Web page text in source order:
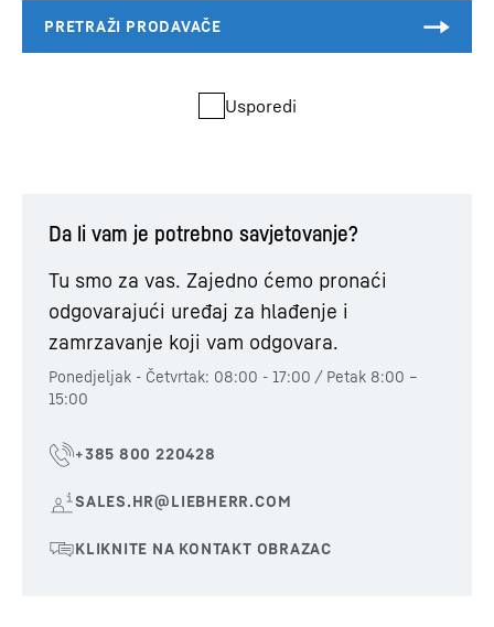
Usporedi
Da li vam je potrebno savjetovanje?
Tu smo za vas. Zajedno ćemo pronaći
odgovarajući uređaj za hlađenje i
zamrzavanje koji vam odgovara.
Ponedjeljak - Četvrtak: 08:00 - 17:00 / Petak 8:00 –
15:00